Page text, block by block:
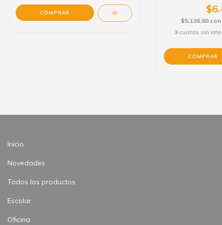
COMPRAR
$5.136,80 con
3 cuotas sin
COMPRAR
Inicio
Novedades
Todos los productos
Escolar
Oficina